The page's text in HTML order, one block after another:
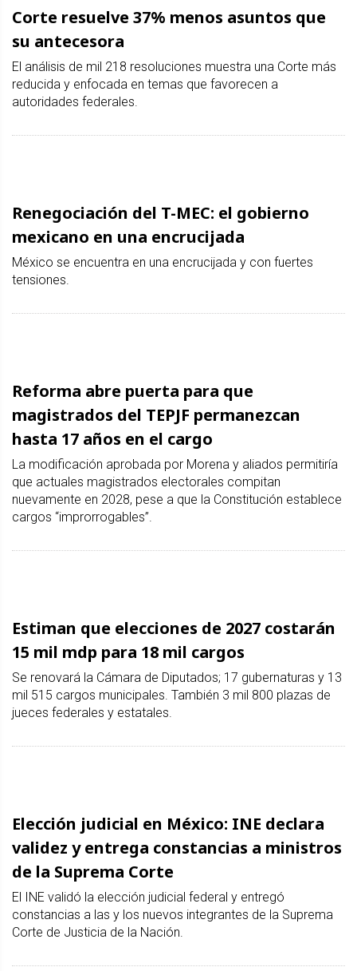
Corte resuelve 37% menos asuntos que
su antecesora
El análisis de mil 218 resoluciones muestra una Corte más
reducida y enfocada en temas que favorecen a
autoridades federales.
Renegociación del T-MEC: el gobierno
mexicano en una encrucijada
México se encuentra en una encrucijada y con fuertes
tensiones.
Reforma abre puerta para que
magistrados del TEPJF permanezcan
hasta 17 años en el cargo
La modificación aprobada por Morena y aliados permitiría
que actuales magistrados electorales compitan
nuevamente en 2028, pese a que la Constitución establece
cargos “improrrogables”.
Estiman que elecciones de 2027 costarán
15 mil mdp para 18 mil cargos
Se renovará la Cámara de Diputados; 17 gubernaturas y 13
mil 515 cargos municipales. También 3 mil 800 plazas de
jueces federales y estatales.
Elección judicial en México: INE declara
validez y entrega constancias a ministros
de la Suprema Corte
El INE validó la elección judicial federal y entregó
constancias a las y los nuevos integrantes de la Suprema
Corte de Justicia de la Nación.